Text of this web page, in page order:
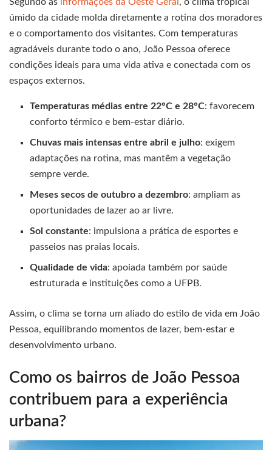
Segundo as informações da Oeste Geral , o clima tropical
úmido da cidade molda diretamente a rotina dos moradores
e o comportamento dos visitantes. Com temperaturas
agradáveis durante todo o ano, João Pessoa oferece
condições ideais para uma vida ativa e conectada com os
espaços externos.
Temperaturas médias entre 22°C e 28°C: favorecem
conforto térmico e bem-estar diário.
Chuvas mais intensas entre abril e julho: exigem
adaptações na rotina, mas mantêm a vegetação
sempre verde.
Meses secos de outubro a dezembro: ampliam as
oportunidades de lazer ao ar livre.
Sol constante: impulsiona a prática de esportes e
passeios nas praias locais.
Qualidade de vida: apoiada também por saúde
estruturada e instituições como a UFPB.
Assim, o clima se torna um aliado do estilo de vida em João
Pessoa, equilibrando momentos de lazer, bem-estar e
desenvolvimento urbano.
Como os bairros de João Pessoa
contribuem para a experiência
urbana?